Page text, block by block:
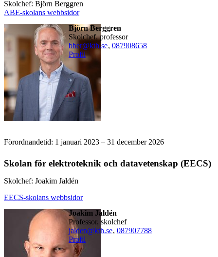
Skolchef: Björn Berggren
ABE-skolans webbsidor
Björn Berggren
skolchef, professor
bber@kth.se, 087908658
Profil
Förordnandetid: 1 januari 2023 – 31 december 2026
Skolan för elektroteknik och datavetenskap (EECS)
Skolchef: Joakim Jaldén
EECS-skolans webbsidor
Joakim Jaldén
professor, skolchef
jalden@kth.se, 087907788
Profil